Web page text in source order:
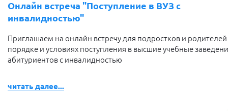
Онлайн встреча "Поступление в ВУЗ с
инвалидностью"
Приглашаем на онлайн встречу для подростков и
порядке и условиях поступления в высшие учебные
абитуриентов с инвалидностью
читать далее...